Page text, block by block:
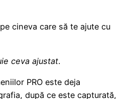
cineva care să te ajute cu
ceva ajustat.
PRO este deja
după ce este capturată,